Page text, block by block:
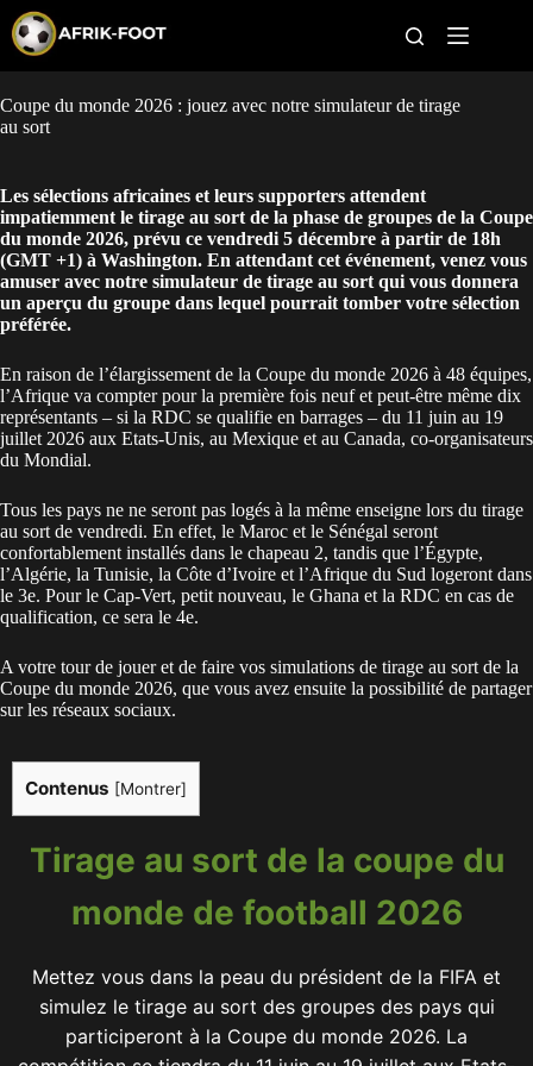
p
o
c
t
e
n
t
CAN féminine
Pays
Clubs
Paris sportifs
Coupe du monde 2026 : jouez avec notre simulateur de tirage
au sort
Les sélections africaines et leurs supporters attendent
impatiemment le tirage au sort de la phase de groupes de la Coupe
du monde 2026, prévu ce vendredi 5 décembre à partir de 18h
(GMT +1) à Washington. En attendant cet événement, venez vous
amuser avec notre simulateur de tirage au sort qui vous donnera
un aperçu du groupe dans lequel pourrait tomber votre sélection
préférée.
En raison de l’élargissement de la Coupe du monde 2026 à 48 équipes,
l’Afrique va compter pour la première fois neuf et peut-être même dix
représentants – si la RDC se qualifie en barrages – du 11 juin au 19
juillet 2026 aux Etats-Unis, au Mexique et au Canada, co-organisateurs
du Mondial.
Tous les pays ne ne seront pas logés à la même enseigne lors du tirage
au sort de vendredi. En effet, le Maroc et le Sénégal seront
confortablement installés dans le chapeau 2, tandis que l’Égypte,
l’Algérie, la Tunisie, la Côte d’Ivoire et l’Afrique du Sud logeront dans
le 3e. Pour le Cap-Vert, petit nouveau, le Ghana et la RDC en cas de
qualification, ce sera le 4e.
A votre tour de jouer et de faire vos simulations de tirage au sort de la
Coupe du monde 2026, que vous avez ensuite la possibilité de partager
sur les réseaux sociaux.
Contenus [Montrer]
Tirage au sort de la coupe du
monde de football 2026
Mettez vous dans la peau du président de la FIFA et
simulez le tirage au sort des groupes des pays qui
participeront à la Coupe du monde 2026. La